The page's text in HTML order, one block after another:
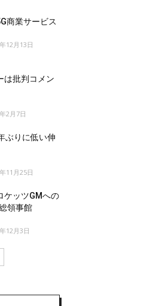
商業サービス
12月13日
は批判コメン
2月7日
ぶりに低い伸
11月25日
ケッツGMへの
領事館
12月3日